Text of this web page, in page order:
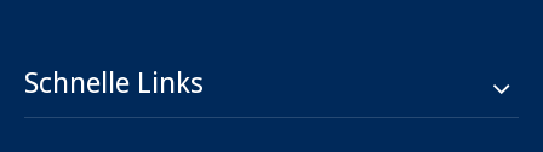
Schnelle Links